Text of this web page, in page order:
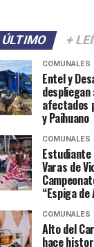
ÚLTIMO +
COMUNALES
Entel y
despliegan
afectados
y Paihuano
COMUNALES
Varas de
“Espiga
COMUNALES
Alto del
hace